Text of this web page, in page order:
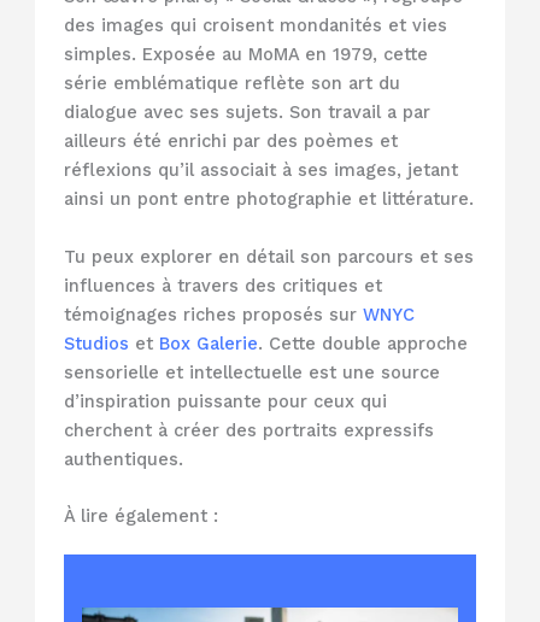
des images qui croisent mondanités et vies
simples. Exposée au MoMA en 1979, cette
série emblématique reflète son art du
dialogue avec ses sujets. Son travail a par
ailleurs été enrichi par des poèmes et
réflexions qu’il associait à ses images, jetant
ainsi un pont entre photographie et littérature.
Tu peux explorer en détail son parcours et ses
influences à travers des critiques et
témoignages riches proposés surWNYC
Studios et Box Galerie. Cette double approche
sensorielle et intellectuelle est une source
d’inspiration puissante pour ceux qui
cherchent à créer des portraits expressifs
authentiques.
À lire également :